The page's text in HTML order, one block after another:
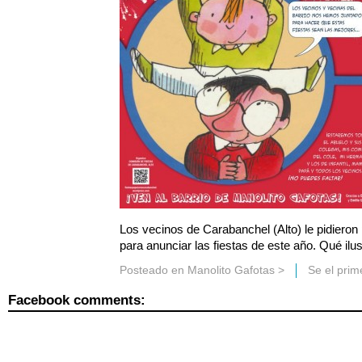
Los vecinos de Carabanchel (Alto) le
para anunciar las fiestas de este año. Qué
Posteado en Manolito Gafotas > Se el
Facebook comments: